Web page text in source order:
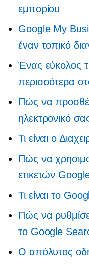
εμπορίου
Google My
έναν τοπικό
Ένας εύκολος
περισσότερα
Πώς να
ηλεκτρονικό
Τι είναι ο
Πώς να
ετικετών
Τι είναι το
Πώς να
το Google
Ο απόλυτος